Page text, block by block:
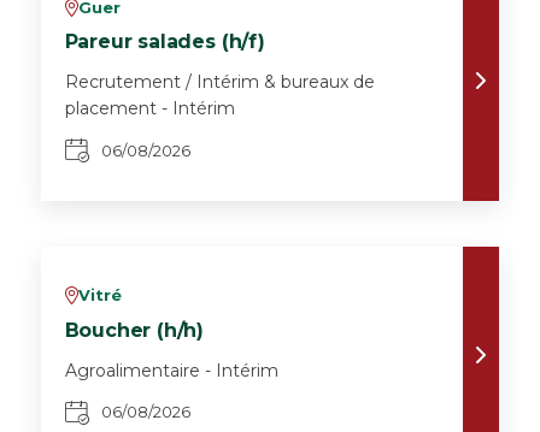
vGuer
Pareur salades (h/f)
Recrutement / Intérim & bureaux de
placement - Intérim
06/08/2026
vVitré
Boucher (h/h)
Agroalimentaire - Intérim
06/08/2026